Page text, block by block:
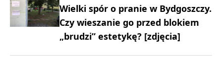
Wielki spór o pranie w Bydgoszczy.
Czy wieszanie go przed blokiem
„brudzi” estetykę? [zdjęcia]